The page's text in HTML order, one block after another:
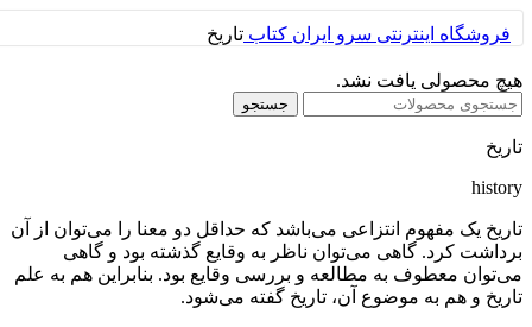
فروشگاه اینترنتی سرو ایران کتاب تاریخ
هیچ محصولی یافت نشد.
جستجو
تاریخ
history
تاریخ یک مفهوم انتزاعی می‌باشد که حداقل دو معنا را می‌توان از آن
برداشت کرد. گاهی می‌توان ناظر به وقایع گذشته بود و گاهی
می‌توان معطوف به مطالعه و بررسی وقایع بود. بنابراین هم به علم
تاریخ و هم به موضوع آن، تاریخ گفته می‌شود.